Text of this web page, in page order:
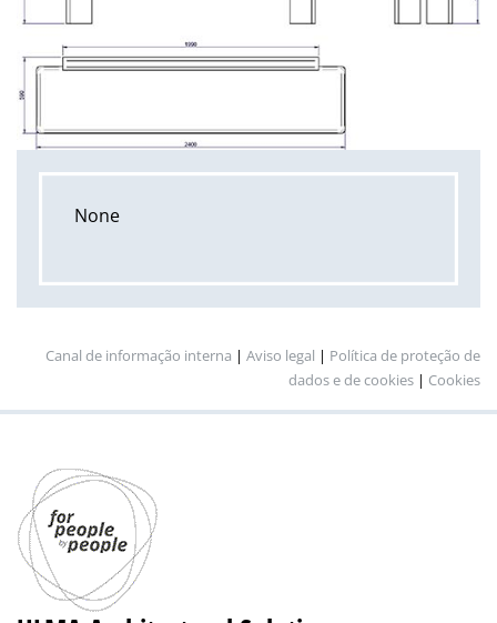
None
Canal de informação interna | Aviso legal | Política de proteção de
dados e de cookies | Cookies